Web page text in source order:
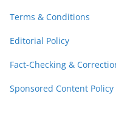
Terms & Conditions
Editorial Policy
Fact-Checking &
Sponsored Content Policy